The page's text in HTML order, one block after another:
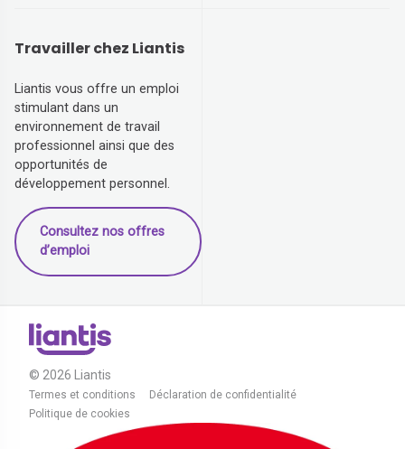
Travailler chez Liantis
Liantis vous offre un emploi
stimulant dans un
environnement de travail
professionnel ainsi que des
opportunités de
développement personnel.
Consultez nos offres
d’emploi
© 2026 Liantis
Termes et conditions
Déclaration de confidentialité
Politique de cookies